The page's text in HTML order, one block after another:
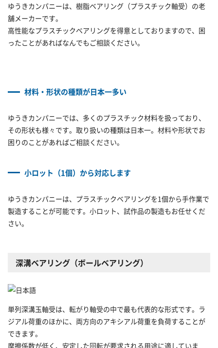
ゆうきカンパニーは、樹脂ベアリング（プラスチック軸受）の老
舗メーカーです。
高性能なプラスチックベアリングを得意としておりますので、困
ったことがあればなんでもご相談ください。
材料・形状の種類が日本一多い
ゆうきカンパニーでは、多くのプラスチック材料を扱っており、
その形状も様々です。取り扱いの種類は日本一。材料や形状でお
困りのことがあればご相談ください。
小ロット（1個）から対応します
ゆうきカンパニーは、プラスチックベアリングを1個から手作業で
製造することが可能です。小ロット、試作品の製造もお任せくだ
さい。
深溝ベアリング（ボールベアリング）
単列深溝玉軸受は、転がり軸受の中で最も代表的な形式です。ラ
ジアル荷重のほかに、両方向のアキシアル荷重を負荷することが
できます。
摩擦係数が低く、安定した回転が要求される用途に適していま